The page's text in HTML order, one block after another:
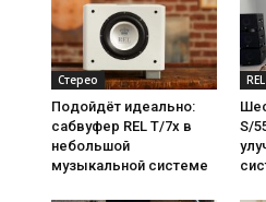
Стерео
Подойдёт идеально:
сабвуфер REL T/7x в
небольшой
музыкальной системе
REL
S/